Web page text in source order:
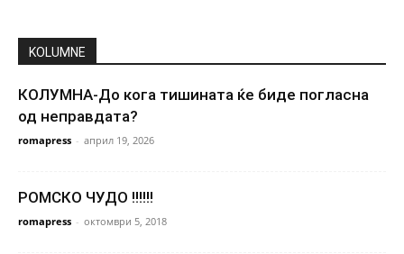
KOLUMNE
КОЛУМНА-До кога тишината ќе биде погласна
од неправдата?
romapress - април 19, 2026
РОМСКО ЧУДО !!!!!!
romapress - октомври 5, 2018